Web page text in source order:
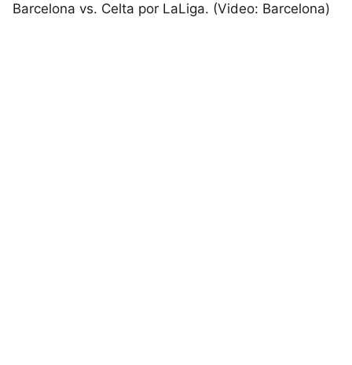
Barcelona vs. Celta por LaLiga. (Video: Barcelona)